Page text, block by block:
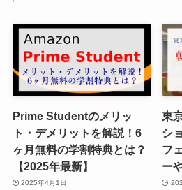
Prime Studentのメリッ
ト・デメリットを解説！6
ヶ月無料の学割特典とは？
【2025年最新】
2025年4月1日
東
シ
フ
ー